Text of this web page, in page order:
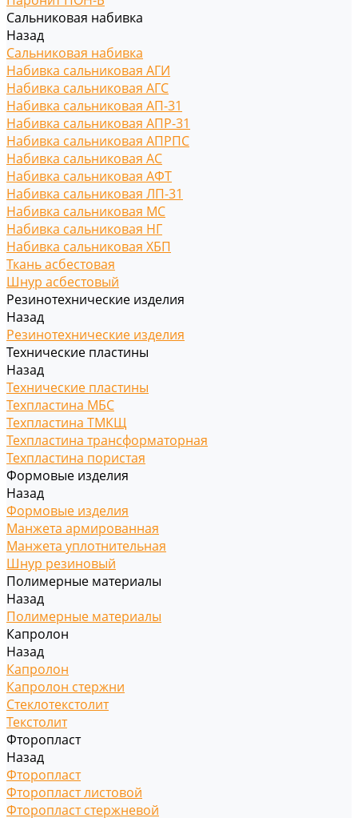
Сальниковая набивка
Назад
Сальниковая набивка
Набивка сальниковая АГИ
Набивка сальниковая АГС
Набивка сальниковая АП-31
Набивка сальниковая АПР-31
Набивка сальниковая АПРПС
Набивка сальниковая АС
Набивка сальниковая АФТ
Набивка сальниковая ЛП-31
Набивка сальниковая МС
Набивка сальниковая НГ
Набивка сальниковая ХБП
Ткань асбестовая
Шнур асбестовый
Резинотехнические изделия
Назад
Резинотехнические изделия
Технические пластины
Назад
Технические пластины
Техпластина МБС
Техпластина ТМКЩ
Техпластина трансформаторная
Техпластина пористая
Формовые изделия
Назад
Формовые изделия
Манжета армированная
Манжета уплотнительная
Шнур резиновый
Полимерные материалы
Назад
Полимерные материалы
Капролон
Назад
Капролон
Капролон стержни
Стеклотекстолит
Текстолит
Фторопласт
Назад
Фторопласт
Фторопласт листовой
Фторопласт стержневой